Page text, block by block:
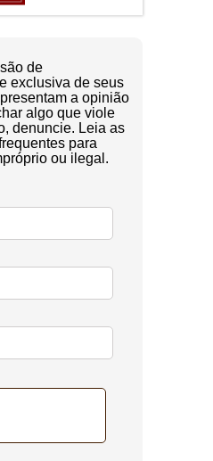
de
exclusiva de seus
a opinião
algo que viole
denuncie. Leia as
para
ou ilegal.